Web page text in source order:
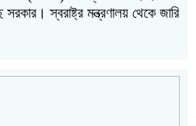
স্বরাষ্ট্র মন্ত্রণালয় থেকে জারি